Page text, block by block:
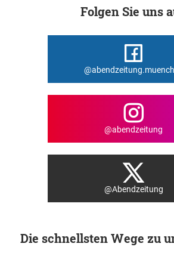
Folgen Sie uns
@abendzeitung
@Abendzeitung
Die schnellsten Wege zu